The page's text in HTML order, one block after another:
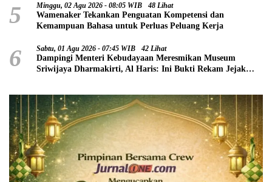
5 Minggu, 02 Agu 2026 - 08:05 WIB 48 Lihat
Wamenaker Tekankan Penguatan Kompetensi dan
Kemampuan Bahasa untuk Perluas Peluang Kerja
6 Sabtu, 01 Agu 2026 - 07:45 WIB 42 Lihat
Dampingi Menteri Kebudayaan Meresmikan Museum
Sriwijaya Dharmakirti, Al Haris: Ini Bukti Rekam Jejak